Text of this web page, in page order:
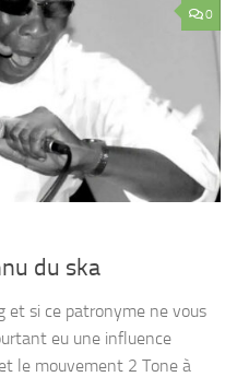
0
du ska
et si ce patronyme ne vous
eu une influence
le mouvement 2 Tone à